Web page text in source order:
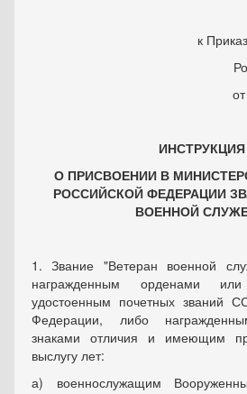
к
ИНСТРУКЦИЯ
О ПРИСВОЕНИИ В
РОССИЙСКОЙ ФЕДЕРАЦИИ
ВОЕННОЙ
1. Звание "Ветеран военной
награжденным орденами
удостоенным почетных званий
Федерации, либо
знаками отличия и имеющим
выслугу лет:
а) военнослужащим